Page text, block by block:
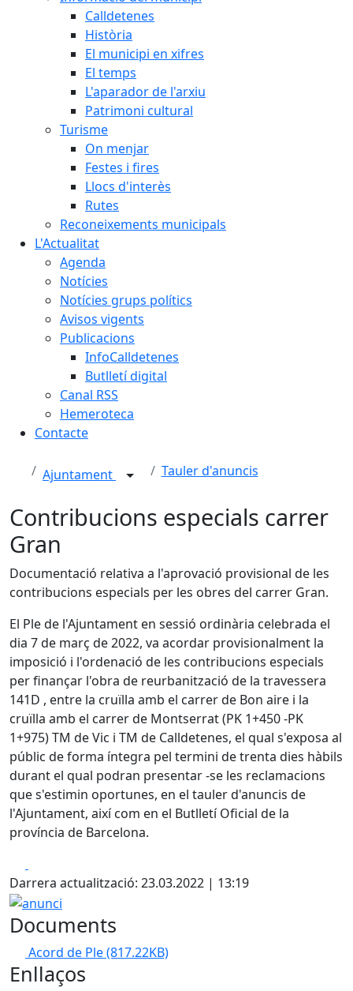
Calldetenes
Història
El municipi en xifres
El temps
L'aparador de l'arxiu
Patrimoni cultural
Turisme
On menjar
Festes i fires
Llocs d'interès
Rutes
Reconeixements municipals
L'Actualitat
Agenda
Notícies
Notícies grups polítics
Avisos vigents
Publicacions
InfoCalldetenes
Butlletí digital
Canal RSS
Hemeroteca
Contacte
Ajuntament Tauler d'anuncis
Contribucions especials carrer
Gran
Documentació relativa a l'aprovació provisional de les
contribucions especials per les obres del carrer Gran.
El Ple de l'Ajuntament en sessió ordinària celebrada el
dia 7 de març de 2022, va acordar provisionalment la
imposició i l'ordenació de les contribucions especials
per finançar l'obra de reurbanització de la travessera
141D , entre la cruïlla amb el carrer de Bon aire i la
cruïlla amb el carrer de Montserrat (PK 1+450 -PK
1+975) TM de Vic i TM de Calldetenes, el qual s'exposa al
públic de forma íntegra pel termini de trenta dies hàbils
durant el qual podran presentar -se les reclamacions
que s'estimin oportunes, en el tauler d'anuncis de
l'Ajuntament, així com en el Butlletí Oficial de la
província de Barcelona.
Darrera actualització: 23.03.2022 | 13:19
anunci
Documents
Acord de Ple(817.22KB)
Enllaços